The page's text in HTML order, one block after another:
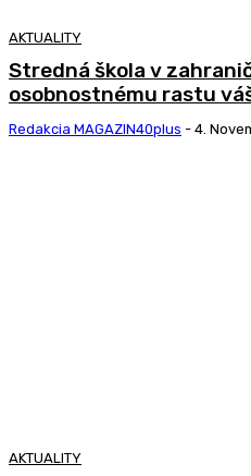
AKTUALITY
Stredná škola v
osobnostnému rastu
Redakcia MAGAZIN40plus - 4.
AKTUALITY